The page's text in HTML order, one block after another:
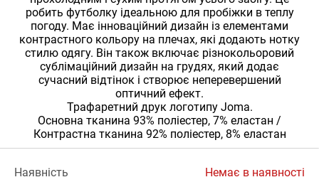
робить футболку ідеальною для пробіжки в теплу
погоду. Має інноваційний дизайн із елементами
контрастного кольору на плечах, які додають нотку
стилю одягу. Він також включає різнокольоровий
сублімаційний дизайн на грудях, який додає
сучасний відтінок і створює неперевершений
оптичний ефект.
Трафаретний друк логотипу Joma.
Основна тканина 93% поліестер, 7% еластан /
Контрастна тканина 92% поліестер, 8% еластан
Наявність Немає в наявності